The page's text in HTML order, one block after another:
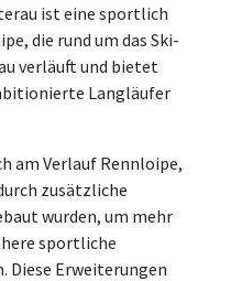
ist eine sportlich
die rund um das Ski-
verläuft und bietet
Langläufer
am Verlauf Rennloipe,
zusätzliche
wurden, um mehr
sportliche
Diese Erweiterungen